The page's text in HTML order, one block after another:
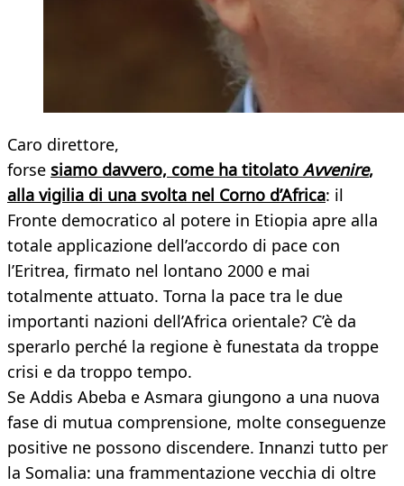
Caro direttore,
forse siamo davvero, come ha titolato Avvenire,
alla vigilia di una svolta nel Corno d’Africa: il
Fronte democratico al potere in Etiopia apre alla
totale applicazione dell’accordo di pace con
l’Eritrea, firmato nel lontano 2000 e mai
totalmente attuato. Torna la pace tra le due
importanti nazioni dell’Africa orientale? C’è da
sperarlo perché la regione è funestata da troppe
crisi e da troppo tempo.
Se Addis Abeba e Asmara giungono a una nuova
fase di mutua comprensione, molte conseguenze
positive ne possono discendere. Innanzi tutto per
la Somalia: una frammentazione vecchia di oltre